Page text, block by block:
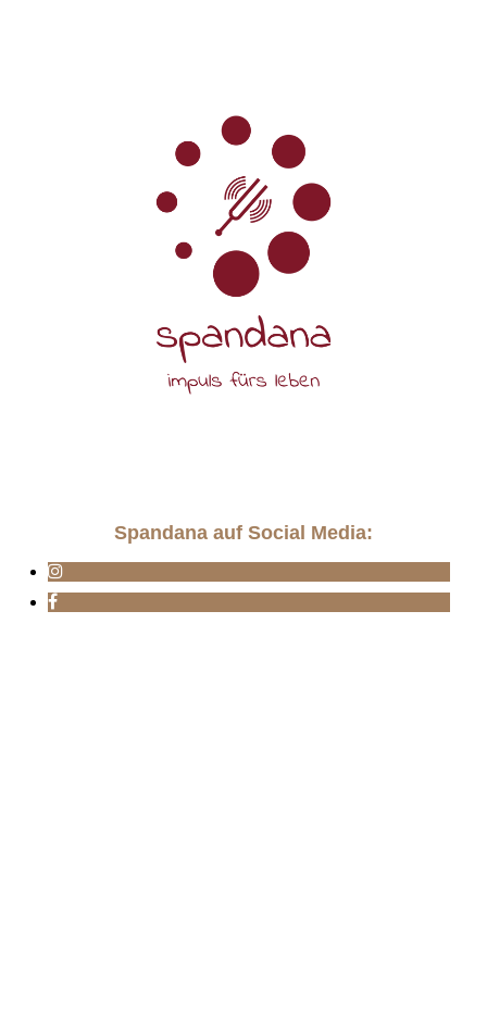
Spandana auf Social Media: